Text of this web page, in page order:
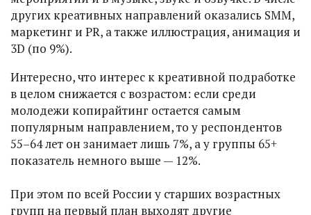
других креативных направлений оказались SMM,
маркетинг и PR, а также иллюстрация, анимация и
3D (по 9%).
Интересно, что интерес к креативной подработке
в целом снижается с возрастом: если среди
молодежи копирайтинг остается самым
популярным направлением, то у респондентов
55–64 лет он занимает лишь 7%, а у группы 65+
показатель немного выше — 12%.
При этом по всей России у старших возрастных
групп на первый план выходят другие